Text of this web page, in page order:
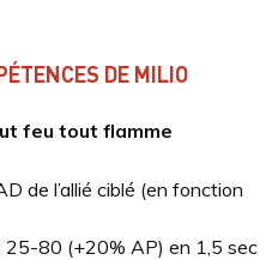
DE MILIO
feu tout flamme
de l’allié ciblé (en fonction
25-80 (+20% AP) en 1,5 sec